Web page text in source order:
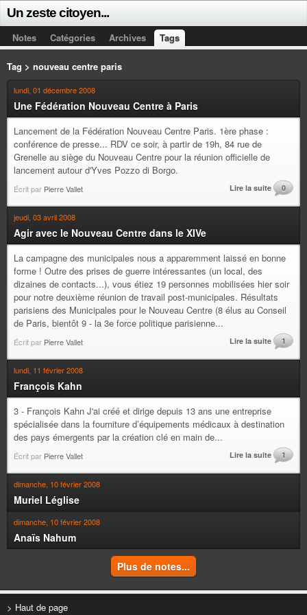
Un zeste citoyen...
Notes Catégories Archives Tags
Tag > nouveau centre paris
lundi, 01 décembre 2008
Une Fédération Nouveau Centre à Paris
Lancement de la Fédération Nouveau Centre Paris. 1ère phase :
conférence de presse... RDV ce soir, à partir de 19h, 84 rue de
Grenelle au siège du Nouveau Centre pour la réunion officielle de
lancement autour d'Yves Pozzo di Borgo.
Écrit par Pierre Vallet Lire la suite 0
jeudi, 03 avril 2008
Agir avec le Nouveau Centre dans le XIVe
La campagne des municipales nous a apparemment laissé en bonne
forme ! Outre des prises de guerre intéressantes (un local, des
dizaines de contacts...), vous étiez 19 personnes mobilisées hier soir
pour notre deuxième réunion de travail post-municipales. Résultats
parisiens des Municipales pour le Nouveau Centre (8 élus au Conseil
de Paris, bientôt 9 - la 3e force politique parisienne...
Écrit par Pierre Vallet Lire la suite 1
lundi, 11 février 2008
François Kahn
3 - François Kahn J'ai créé et dirige depuis 13 ans une entreprise
spécialisée dans la fourniture d’équipements médicaux à destination
des pays émergents par la création clé en main de...
Écrit par Pierre Vallet Lire la suite 1
dimanche, 10 février 2008
Muriel Léglise
dimanche, 10 février 2008
Anaïs Nahum
Plus de notes...
> Haut de page